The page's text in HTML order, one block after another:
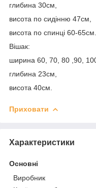
глибина 30см,
висота по сидінню 47см,
висота по спинці 60-65см.
Вішак:
ширина 60, 70, 80 ,90,
глибина 23см,
висота 40см.
Приховати
Характеристики
Основні
Виробник